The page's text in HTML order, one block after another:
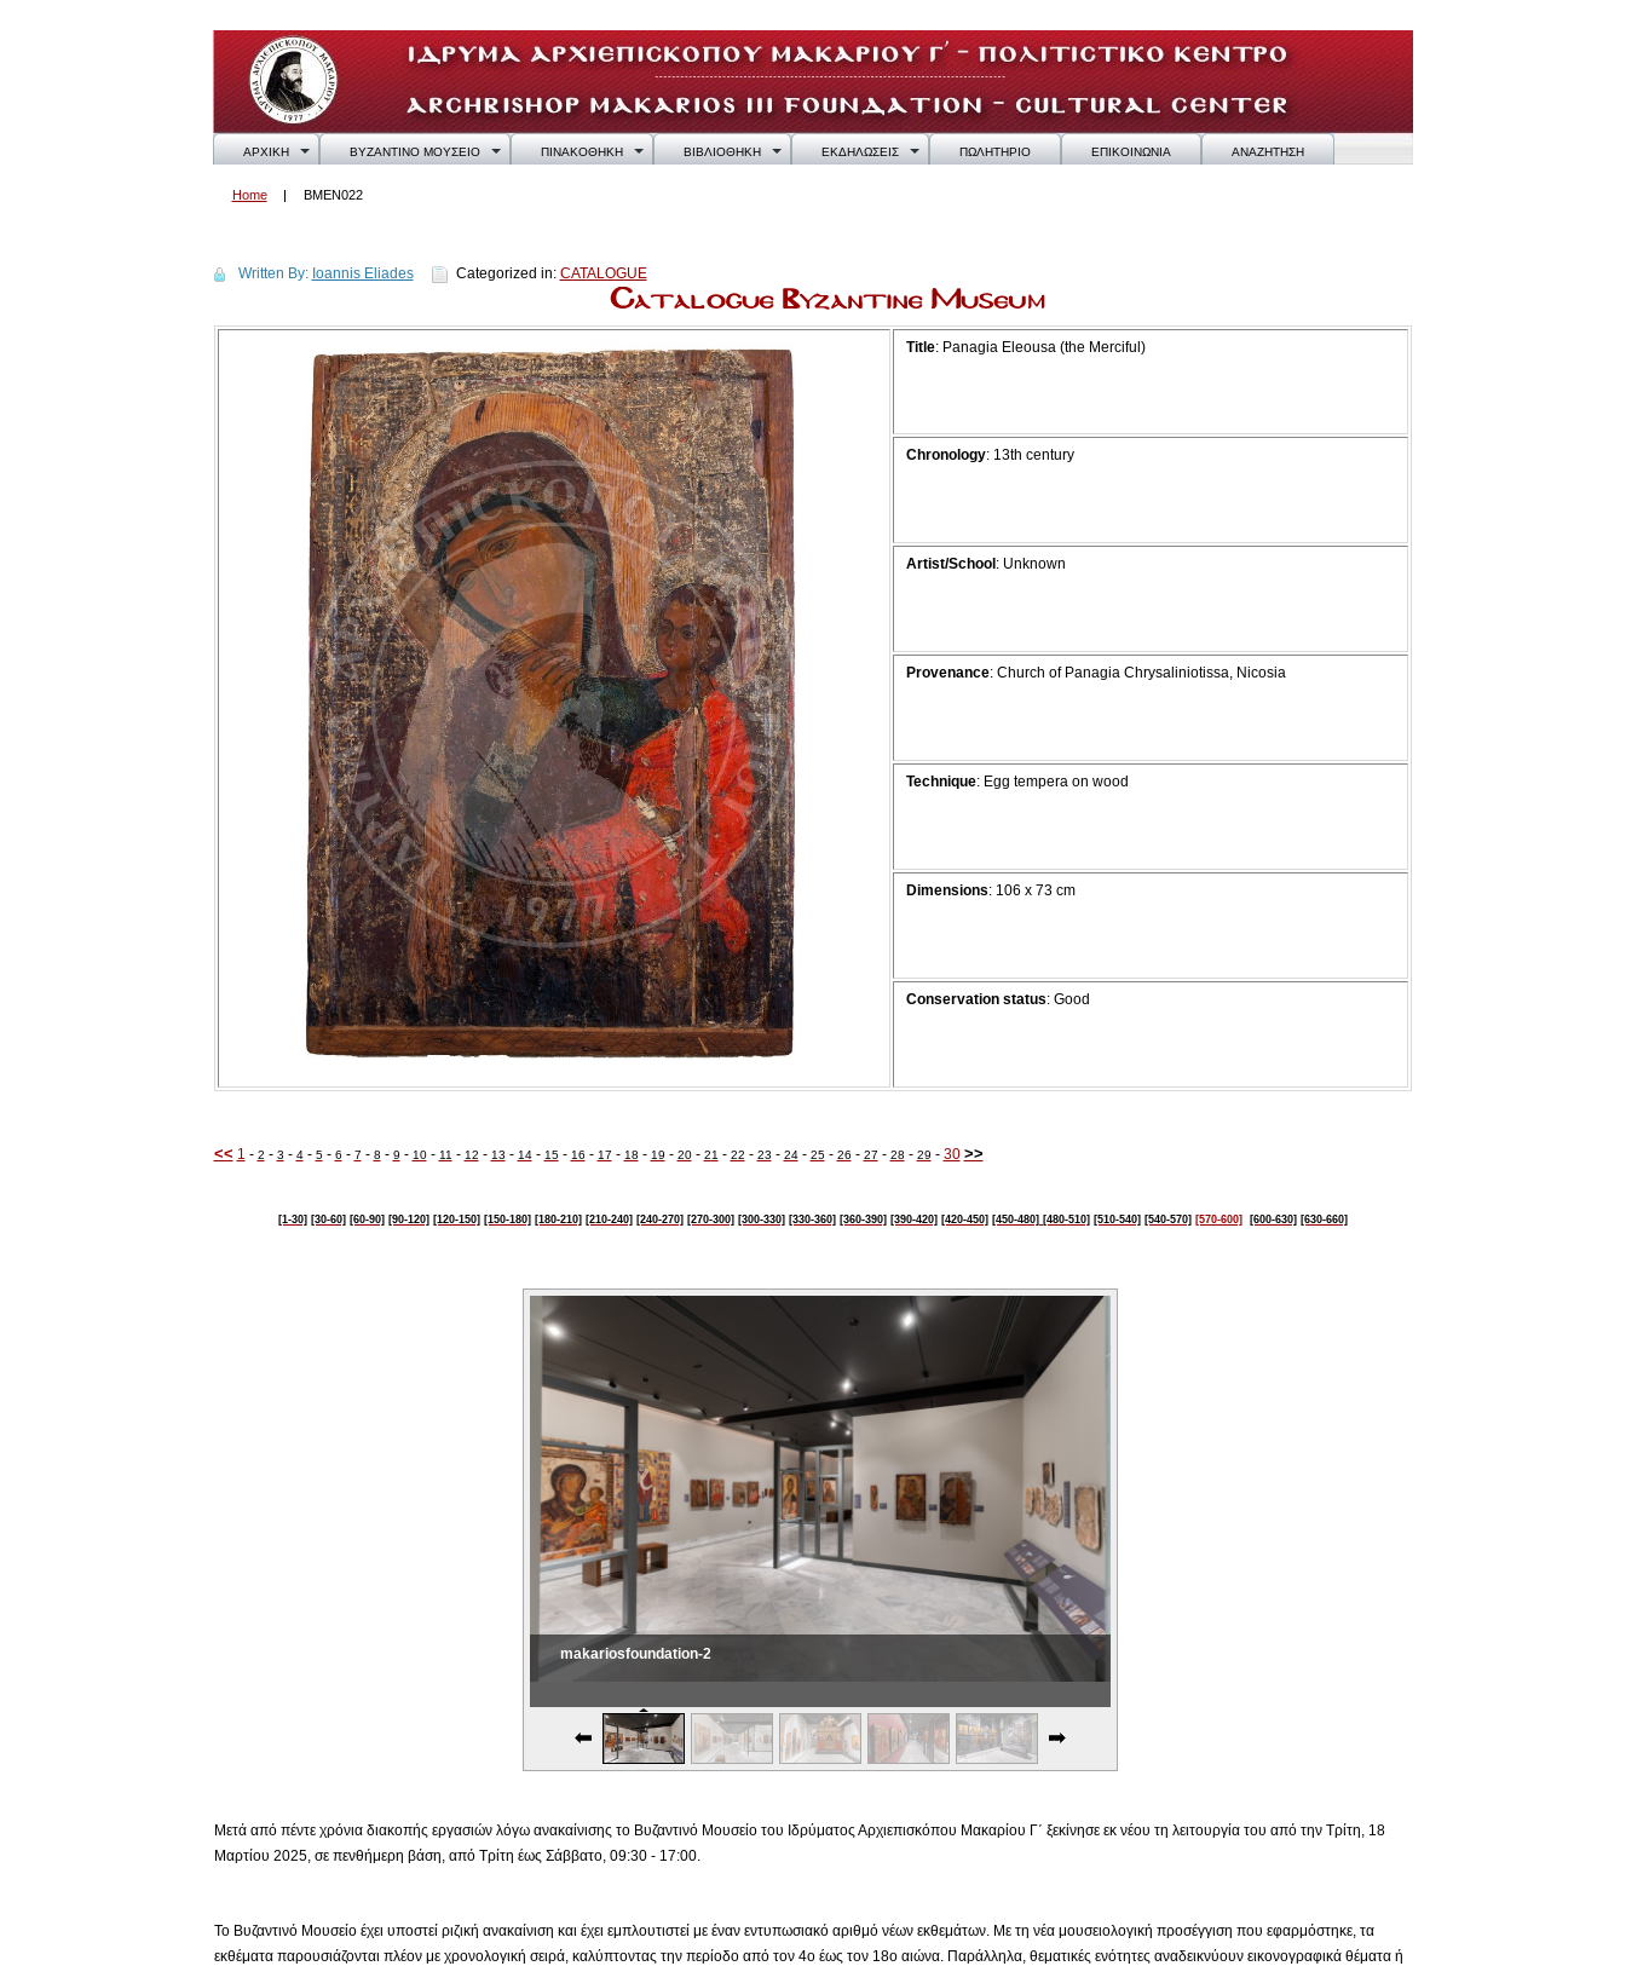
ΑΡΧΙΚΗ ΒΥΖΑΝΤΙΝΟ ΜΟΥΣΕΙΟ ΠΙΝΑΚΟΘΗΚΗ ΒΙΒΛΙΟΘΗΚΗ ΕΚΔΗΛΩΣΕΙΣ ΠΩΛΗΤΗΡΙΟ ΕΠΙΚΟΙΝΩΝΙΑ ΑΝΑΖΗΤΗΣΗ
Home BMEN022
Written By: Ioannis Eliades Categorized in: CATALOGUE
Title: Panagia Eleousa (the Merciful)
Chronology: 13th century
Artist/School : Unknown
Provenance: Church of Panagia Chrysaliniotissa, Nicosia
Technique: Egg tempera on wood
Dimensions: 106 x 73 cm
Conservation status: Good
<< 1 - 2 - 3 - 4- 5- 6 - 7 - 8 - 9 - 10- 11 - 12 - 13 - 14- 15- 16 - 17 - 18 - 19 - 20- 21 - 22 - 23 - 24- 25- 26 - 27 - 28 - 29 - 30 >>
[1-30] [30-60] [60-90] [90-120] [120-150] [150-180] [180-210] [210-240] [240-270] [270-300] [300-330] [330-360] [360-390] [390-420] [420-450] [450-480] [480-510] [510-540] [540-570] [570-600] [600-630] [630-660]
makariosfoundation-3
Μετά από πέντε χρόνια διακοπής εργασιών λόγω ανακαίνισης το Βυζαντινό Μουσείο του Ιδρύματος Αρχιεπισκόπου Μακαρίου Γ΄ ξεκίνησε εκ νέου τη λειτουργία του από την Τρίτη, 18
Μαρτίου 2025, σε πενθήμερη βάση, από Τρίτη έως Σάββατο, 09:30 - 17:00.
Το Βυζαντινό Μουσείο έχει υποστεί ριζική ανακαίνιση και έχει εμπλουτιστεί με έναν εντυπωσιακό αριθμό νέων εκθεμάτων. Με τη νέα μουσειολογική προσέγγιση που εφαρμόστηκε, τα
εκθέματα παρουσιάζονται πλέον με χρονολογική σειρά, καλύπτοντας την περίοδο από τον 4ο έως τον 18ο αιώνα. Παράλληλα, θεματικές ενότητες αναδεικνύουν εικονογραφικά θέματα ή